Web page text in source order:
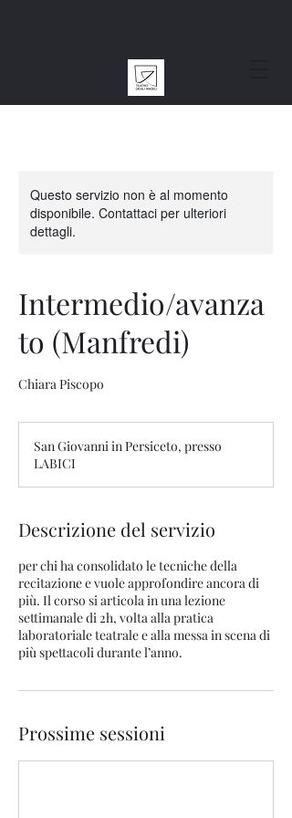
Questo servizio non è al momento
disponibile. Contattaci per ulteriori
dettagli.
Intermedio/avanza
to (Manfredi)
Chiara Piscopo
San Giovanni in Persiceto, presso
LABICI
Descrizione del servizio
per chi ha consolidato le tecniche della
recitazione e vuole approfondire ancora di
più. Il corso si articola in una lezione
settimanale di 2h, volta alla pratica
laboratoriale teatrale e alla messa in scena di
più spettacoli durante l’anno.
Prossime sessioni